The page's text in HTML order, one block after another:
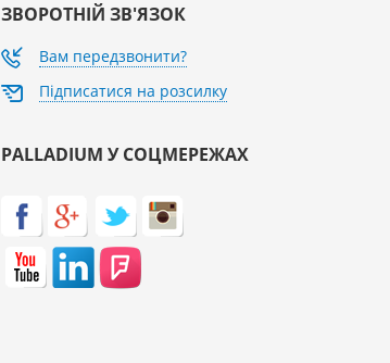
ЗВОРОТНІЙ ЗВ'ЯЗОК
Вам передзвонити?
Підписатися на розсилку
PALLADIUM У СОЦМЕРЕЖАХ